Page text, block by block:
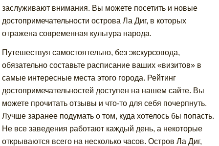
заслуживают внимания. Вы можете посетить и новые
достопримечательности острова Ла Диг, в которых
отражена современная культура народа.
Путешествуя самостоятельно, без экскурсовода,
обязательно составьте расписание ваших «визитов» в
самые интересные места этого города. Рейтинг
достопримечательностей доступен на нашем сайте. Вы
можете прочитать отзывы и что-то для себя почерпнуть.
Лучше заранее подумать о том, куда хотелось бы попасть.
Не все заведения работают каждый день, а некоторые
открываются всего на несколько часов. Остров Ла Диг,